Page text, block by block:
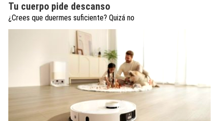
Tu cuerpo pide descanso
¿Crees que duermes suficiente? Quizá no